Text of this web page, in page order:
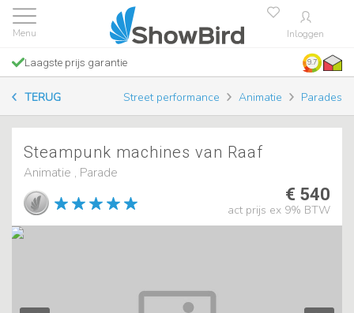
Inloggen
Laagste prijs garantie 9.7
TERUG Street performance Animatie Parades
Steampunk machines van Raaf
Animatie , Parade
€ 540
act prijs ex 9% BTW